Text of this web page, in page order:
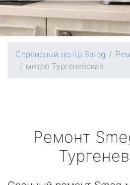
Сервисный центр Smeg
метро Тургеневская
Ремонт